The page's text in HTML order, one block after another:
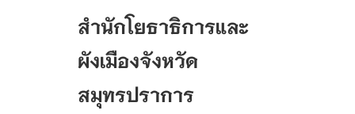
สำนักโยธาธิการและ
ผังเมืองจังหวัด
สมุทรปราการ